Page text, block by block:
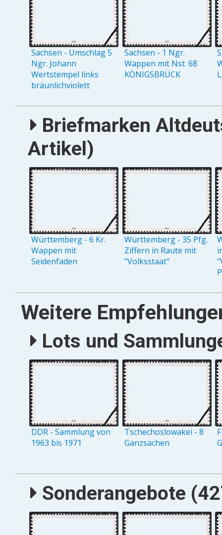
Sachsen - Umschlag 5
Ngr. Johann
Wertstempel links
bräunlichviolett
Sachsen - 1 Ngr.
Wappen mit Nst. 68
KÖNIGSBRÜCK
Briefmarken
Artikel)
Württemberg - 6 Kr.
Wappen mit
Seidenfaden
Württemberg - 35 Pfg.
Ziffern in Raute mit
"Volksstaat"
Weitere
Lots und
DDR - Sammlung von
1963 bis 1971
Tschechoslowakei - 8
Ganzsachen
Sonderangebote